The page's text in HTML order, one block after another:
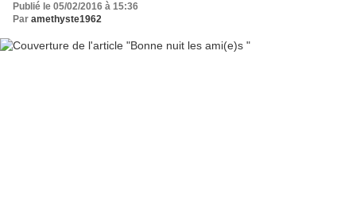
Publié le 05/02/2016 à 15:36
Par amethyste1962